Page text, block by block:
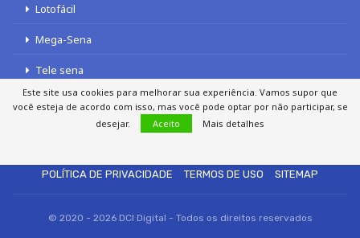
Lotofácil
Mega-Sena
Tele sena
POLÍTICA DE PRIVACIDADE
TERMOS DE USO SITEMAP
© 2020 - 2026 DCI Digital - Todos os direitos reservados
Este site usa cookies para melhorar sua experiência. Vamos supor que
você esteja de acordo com isso, mas você pode optar por não participar, se
desejar.
Aceito Mais detalhes